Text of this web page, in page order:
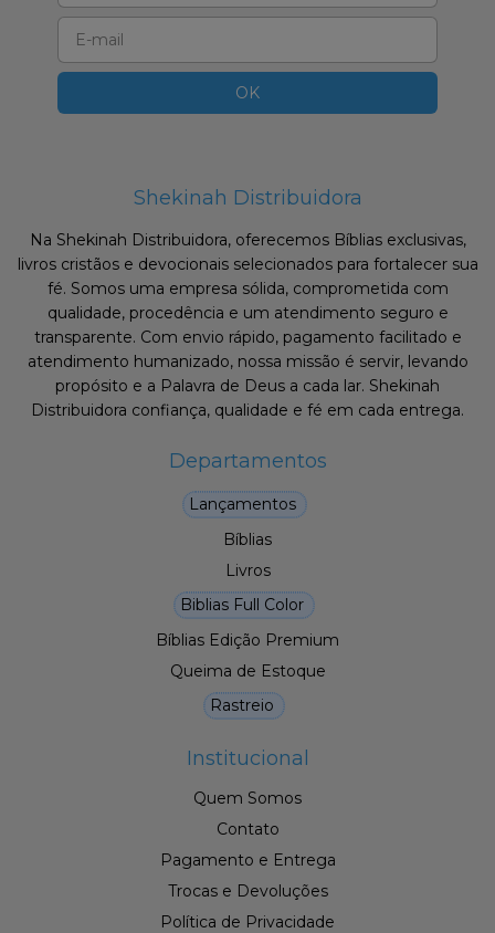
Shekinah Distribuidora
Na Shekinah Distribuidora, oferecemos Bíblias exclusivas,
livros cristãos e devocionais selecionados para fortalecer sua
fé. Somos uma empresa sólida, comprometida com
qualidade, procedência e um atendimento seguro e
transparente. Com envio rápido, pagamento facilitado e
atendimento humanizado, nossa missão é servir, levando
propósito e a Palavra de Deus a cada lar. Shekinah
Distribuidora confiança, qualidade e fé em cada entrega.
Departamentos
Lançamentos
Bíblias
Livros
Biblias Full Color
Bíblias Edição Premium
Queima de Estoque
Rastreio
Institucional
Quem Somos
Contato
Pagamento e Entrega
Trocas e Devoluções
Política de Privacidade